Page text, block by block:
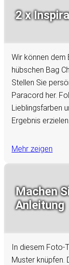
2 x
Wir können dem
hübschen Bag
Stellen Sie
Paracord her.
Lieblingsfarben
Ergebnis erzielen.
Mehr zeigen
Machen
Anleitung
In diesem Foto-
Muster knüpfen.